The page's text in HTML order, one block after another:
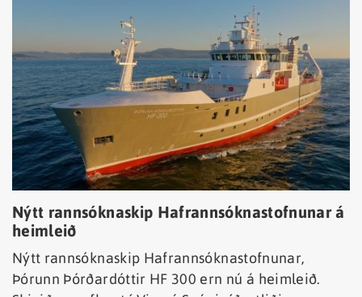
Nýtt rannsóknaskip Hafrannsóknastofnunar á
heimleið
Nýtt rannsóknaskip Hafrannsóknastofnunar,
Þórunn Þórðardóttir HF 300 ern nú á heimleið.